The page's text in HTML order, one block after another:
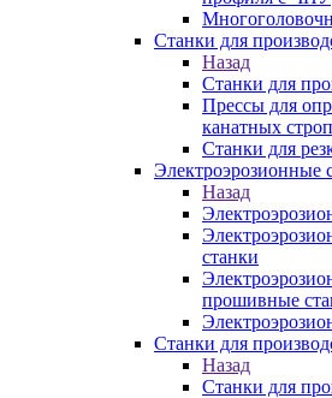
Станки для
Назад
Станки для
Прессы для
канатных строп
Станки для
Электроэрозионные
Назад
станки
прошивные
Станки для
Назад
Станки для